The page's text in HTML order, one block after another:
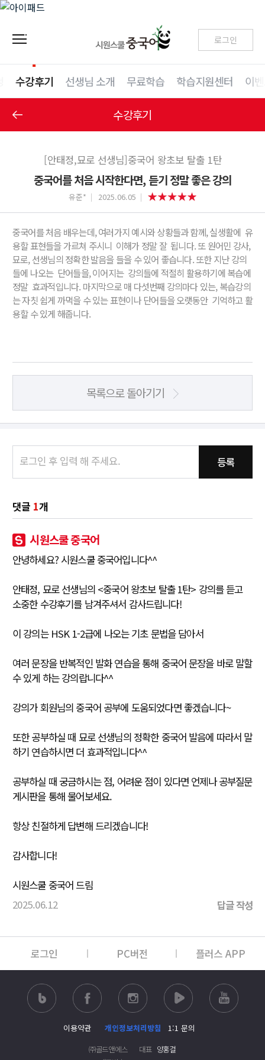
로그인
수강후기 선생님 소개 무료학습 학습지원센터 이
수강후기
[안태정,묘로 선생님]중국어 왕초보 탈출 1탄
중국어를 처음 시작한다면, 듣기 정말 좋은 강의
유준* 2025.06.05
중국어를 처음 배우는데, 여러가지 예시와 상황들과 함께, 실생활에 유
용할 표현들을 가르쳐 주시니 이해가 정말 잘 됩니다. 또 원어민 강사,
묘로, 선생님의 정확한 발음을 들을 수 있어 좋습니다. 또한 지난 강의
들에 나오는 단어들을, 이어지는 강의들에 적절히 활용하기에 복습에
정말 효과적입니다. 마지막으로 매 다섯번째 강의마다 있는, 복습강의
는 자칫 쉽게 까먹을 수 있는 표현이나 단어들을 오랫동안 기억하고 활
용할 수 있게 해줍니다.
목록으로 돌아기기
등록
댓글 1개
시원스쿨 중국어
안녕하세요? 시원스쿨 중국어입니다^^
안태정, 묘로 선생님의 <중국어 왕초보 탈출 1탄> 강의를 듣고
소중한 수강후기를 남겨주셔서 감사드립니다!
이 강의는 HSK 1-2급에 나오는 기초 문법을 담아서
여러 문장을 반복적인 발화 연습을 통해 중국어 문장을 바로 말할
수 있게 하는 강의랍니다^^
강의가 회원님의 중국어 공부에 도움되었다면 좋겠습니다~
또한 공부하실 때 묘로 선생님의 정확한 중국어 발음에 따라서 말
하기 연습하시면 더 효과적입니다^^
공부하실 때 궁금하시는 점, 어려운 점이 있다면 언제나 공부질문
게시판을 통해 물어보세요.
항상 친절하게 답변해 드리겠습니다!
감사합니다!
시원스쿨 중국어 드림
2025.06.12
답글 작성
로그인 PC버전 플러스 APP
이용약관 개인정보처리방침
1:1 문의
㈜골드앤에스
대표 양홍걸